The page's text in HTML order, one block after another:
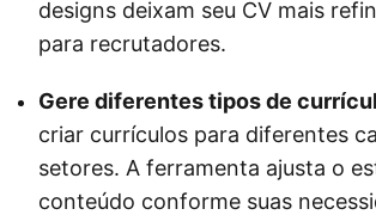
designs deixam seu CV mais
para recrutadores.
Gere diferentes tipos de
criar currículos para diferentes
setores. A ferramenta ajusta o
conteúdo conforme suas